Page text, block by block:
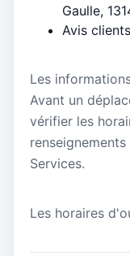
Gaulle,
Avis
Les
Avant un
vérifier les
Services.
Les horaires